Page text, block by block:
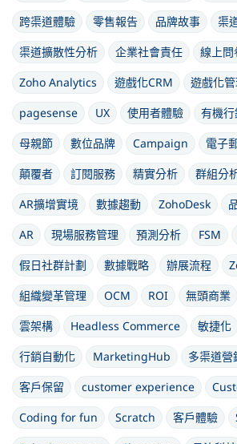
跨渠道體驗
零售報告 品牌故事
渠
渠道擴散性分析
企業社會責任 線上問
Zoho Analytics
遊戲化CRM 遊戲化
pagesense
UX 使用者體驗 有機行
母親節
數位品牌 Campaign 電子
顛覆者
訂閱服務 精實分析 群組分
AR擴增實境
數據趨動 ZohoDesk
AR
現場服務管理 預測分析 FSM
假日社群計劃
數據戰略 辦展流程
組織變革管理
OCM ROI 無頭商業
雲架構
Headless Commerce 敏捷化
行銷自動化
MarketingHub 多渠道營
客戶保留
customer experience
Coding for fun
Scratch 客戶體驗